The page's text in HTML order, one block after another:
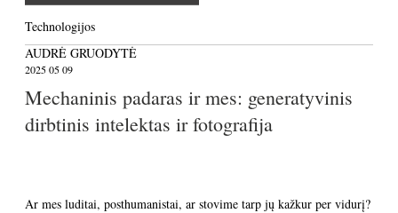
Technologijos
AUDRĖ GRUODYTĖ
2025 05 09
Mechaninis padaras ir mes: generatyvinis
dirbtinis intelektas ir fotografija
Ar mes luditai, posthumanistai, ar stovime tarp jų kažkur per vidurį?